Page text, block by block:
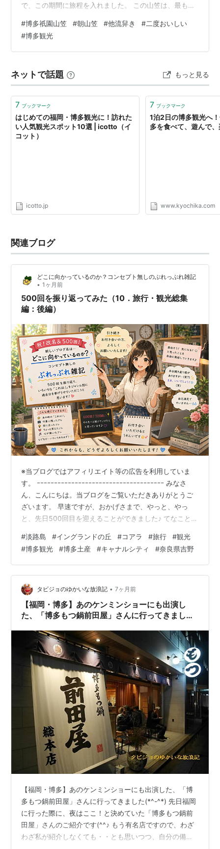
で、この期間に旅程を入れました。 この山笠は、最も有
港発の１本は２時台）から臨時電車が動いて対応するほ
どのクライマックスになります。私はその日は休みが取
れないので、その前の日程で何とか見られる日を探して
り、ちょうどその日に旅程の２日目を充てることができ
ました。 ．１日に２回も山笠が見られる…
#博多祇園山笠 #朝山笠 #他流舁き #二度おいしい
#博多観光
ネットで話題 もっと見る
7 ブックマーク
はじめての福岡・博多観光に！訪れた
い人気観光スポット10選 | icotto（イ
コット）
icotto.jp
7 ブックマーク
1泊2日の博多観光へ
多を食べて、遊んで
www.kyochika.com
関連ブログ
どこに向かっているのか？コンセプト無しのぶれっぶれ雑記
• 1ヶ月前
500回を振り返ってみた（10．旅行・観光総集
編：後編）
※当ブログではアフィリエイト等の広告を利用していま
す。 ｰｰｰｰｰｰｰｰｰｰｰｰｰｰｰｰｰｰｰｰｰｰｰｰｰｰｰｰｰｰｰｰｰｰｰｰｰ みなさ
ん、こんにちは。当ブログをご覧いただきありがとうご
ざいます。 早速ですが、おかげさまで、やっと、やっ
と、先日500回目を迎えることができました♪ てなこと
■ はじめに。。。 ○ ご参考までに（2026.07.06に掲
載） ○ ご参考までに（2026.07.07に掲載）■ 兵庫県
（淡路島）イングランドの丘 ○ コアラ館・ラビットワー
レン ○ 植物館（大温室） ○ 手作り体験教室 ○ ファーマ
ーズ・キッチン…
#淡路島 #イングランドの丘 #コアラ #旅行 #観光
#博多観光 #博多土産 #キャナルシティ #奈良県吉野
タビジョのゆかいな放浪記 • 7ヶ月前
【福岡・博多】あのケンミンショーにも出演し
た、「博多もつ鍋前田屋」さんに行ってきました
【福岡・博多】あのケンミンショーにも出演した、「博
多もつ鍋前田屋」さんに行ってきました(*^-^*) 先日福岡
に行った際に、夜はここ！と決めていた「博多もつ鍋前
田屋」さんのご紹介です(^^♪ もう有名店ですので、わざ
わざ私が紹介しなくても・・とも思いつつ、自分の備忘